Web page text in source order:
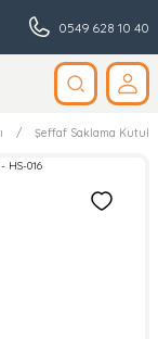
0549 628 10 40
Şeffaf Saklama